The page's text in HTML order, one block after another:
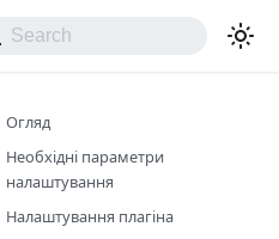
Огляд
Необхідні параметри
налаштування
Налаштування плагіна